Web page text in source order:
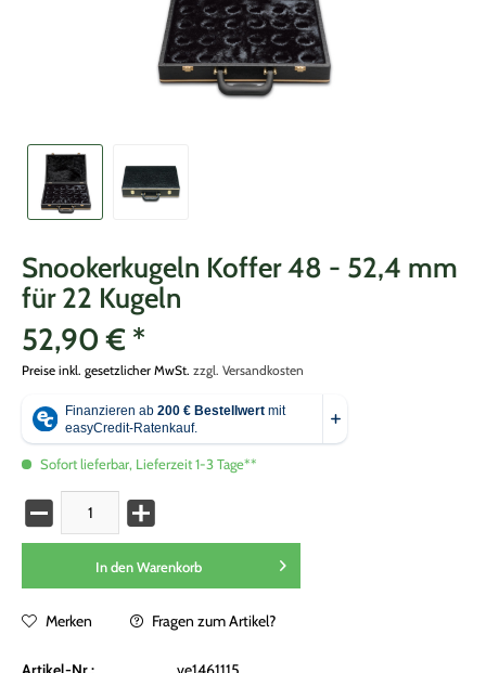
Snookerkugeln Koffer 48 - 52,4 mm
für 22 Kugeln
52,90 € *
Preise inkl. gesetzlicher MwSt. zzgl. Versandkosten
Sofort lieferbar, Lieferzeit 1-3 Tage**
In den Warenkorb
Merken Fragen zum Artikel?